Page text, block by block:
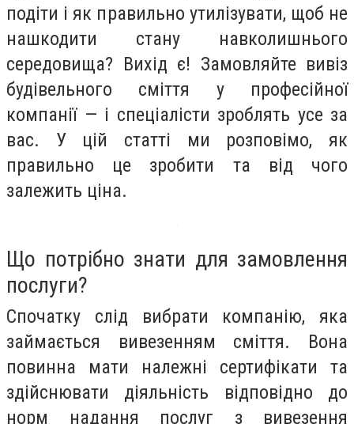
подіти і як правильно утилізувати, щоб не
нашкодити стану навколишнього
середовища? Вихід є! Замовляйте вивіз
будівельного сміття у професійної
компанії — і спеціалісти зроблять усе за
вас. У цій статті ми розповімо, як
правильно це зробити та від чого
залежить ціна.
Що потрібно знати для замовлення
послуги?
Спочатку слід вибрати компанію, яка
займається вивезенням сміття. Вона
повинна мати належні сертифікати та
здійснювати діяльність відповідно до
норм надання послуг з вивезення